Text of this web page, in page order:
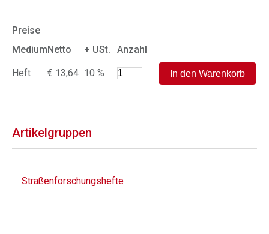
Preise
MediumNetto + USt. Anzahl
Heft € 13,64 10 %
Artikelgruppen
Straßenforschungshefte